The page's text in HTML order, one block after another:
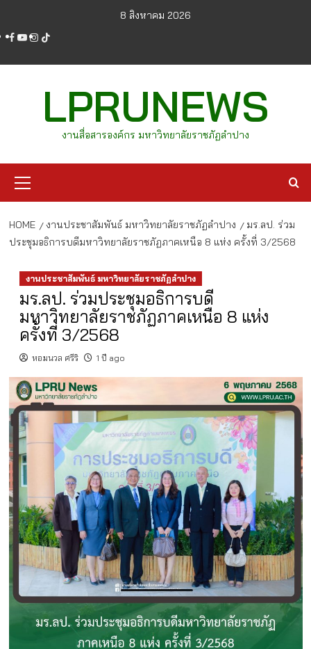
content
8 สิงหาคม 2026
facebook
youtube
instagram
tiktok
LPRUNEWS
งานสื่อสารองค์กร มหาวิทยาลัยราชภัฏลำปาง
Menu
HOME งานประชาสัมพันธ์ มหาวิทยาลัยราชภัฏลำปาง
มร.ลป. ร่วม
ประชุมอธิการบดีมหาวิทยาลัยราชภัฏภาคเหนือ 8 แห่ง ครั้งที่ 3/2568
งานประชาสัมพันธ์ มหาวิทยาลัยราชภัฏลำปาง
มร.ลป. ร่วมประชุมอธิการบดี
มหาวิทยาลัยราชภัฏภาคเหนือ 8 แห่ง
ครั้งที่ 3/2568
หอมนวล ศรีริ 1 ปี ago